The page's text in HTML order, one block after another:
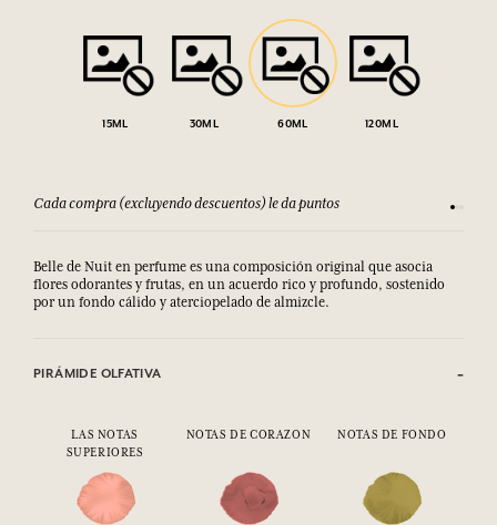
15ML 30ML 60ML 120ML
Cada compra (excluyendo descuentos) le da puntos
Belle de Nuit en perfume es una composición original que asocia
flores odorantes y frutas, en un acuerdo rico y profundo, sostenido
por un fondo cálido y aterciopelado de almizcle.
PIRÁMIDE OLFATIVA
LAS NOTAS
SUPERIORES
NOTAS DE CORAZON NOTAS DE FONDO